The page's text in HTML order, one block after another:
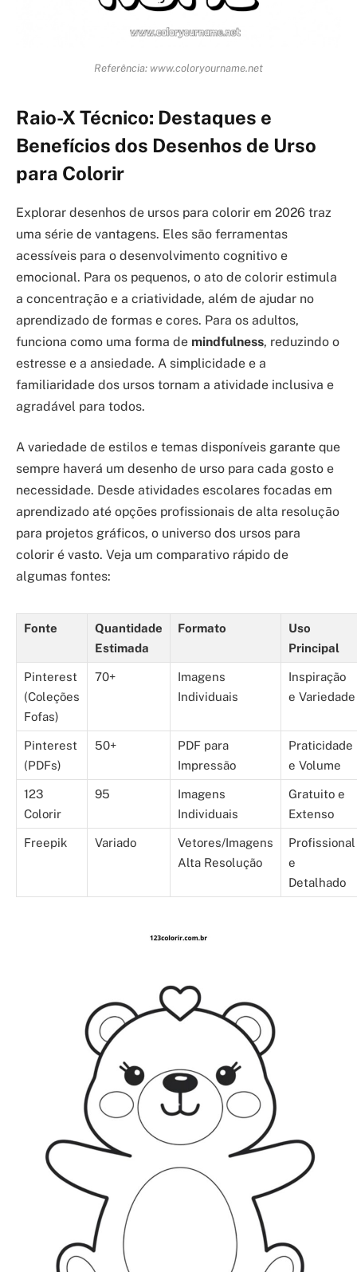
Referência: www.coloryourname.net
Raio-X Técnico: Destaques e
Benefícios dos Desenhos de Urso
para Colorir
Explorar desenhos de ursos para colorir em 2026 traz
uma série de vantagens. Eles são ferramentas
acessíveis para o desenvolvimento cognitivo e
emocional. Para os pequenos, o ato de colorir estimula
a concentração e a criatividade, além de ajudar no
aprendizado de formas e cores. Para os adultos,
funciona como uma forma de mindfulness, reduzindo o
estresse e a ansiedade. A simplicidade e a
familiaridade dos ursos tornam a atividade inclusiva e
agradável para todos.
A variedade de estilos e temas disponíveis garante que
sempre haverá um desenho de urso para cada gosto e
necessidade. Desde atividades escolares focadas em
aprendizado até opções profissionais de alta resolução
para projetos gráficos, o universo dos ursos para
colorir é vasto. Veja um comparativo rápido de
algumas fontes:
Fonte
Quantidade
Estimada
Formato
Uso
Principal
Pinterest
(Coleções
Fofas)
70+
Imagens
Individuais
Inspiração
e Variedade
Pinterest
(PDFs)
50+
PDF para
Impressão
Praticidade
e Volume
123
Colorir
95
Imagens
Individuais
Gratuito e
Extenso
Freepik Variado
Vetores/Imagens
Alta Resolução
Profissional
e
Detalhado